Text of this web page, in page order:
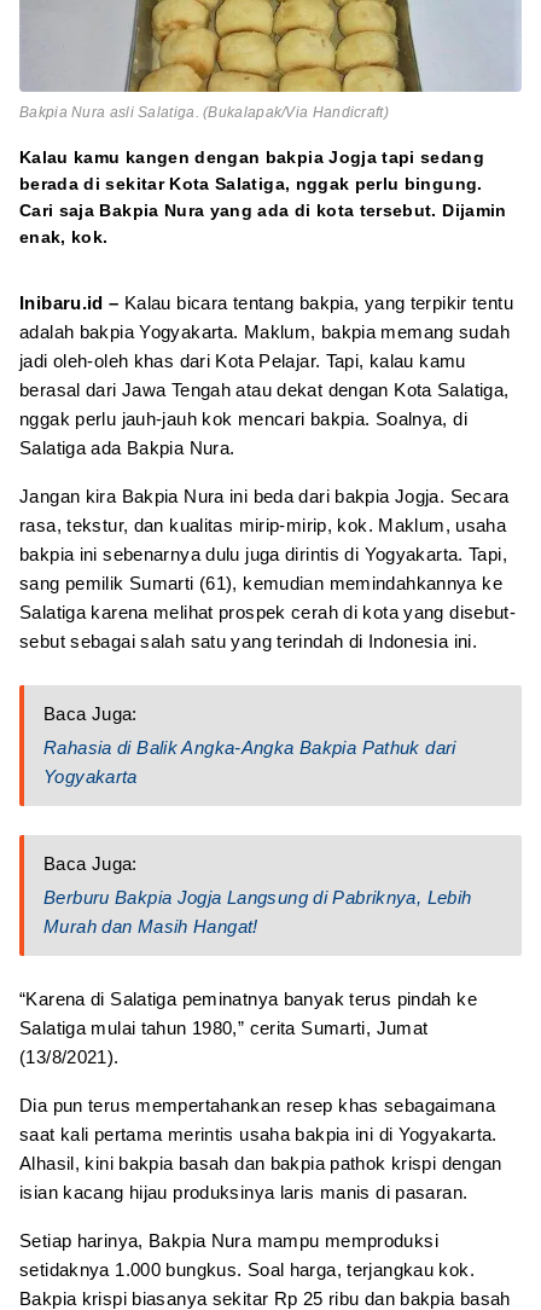
Bakpia Nura asli Salatiga. (Bukalapak/Via Handicraft)
Kalau kamu kangen dengan bakpia Jogja tapi sedang
berada di sekitar Kota Salatiga, nggak perlu bingung.
Cari saja Bakpia Nura yang ada di kota tersebut. Dijamin
enak, kok.
Inibaru.id – Kalau bicara tentang bakpia, yang terpikir tentu
adalah bakpia Yogyakarta. Maklum, bakpia memang sudah
jadi oleh-oleh khas dari Kota Pelajar. Tapi, kalau kamu
berasal dari Jawa Tengah atau dekat dengan Kota Salatiga,
nggak perlu jauh-jauh kok mencari bakpia. Soalnya, di
Salatiga ada Bakpia Nura.
Jangan kira Bakpia Nura ini beda dari bakpia Jogja. Secara
rasa, tekstur, dan kualitas mirip-mirip, kok. Maklum, usaha
bakpia ini sebenarnya dulu juga dirintis di Yogyakarta. Tapi,
sang pemilik Sumarti (61), kemudian memindahkannya ke
Salatiga karena melihat prospek cerah di kota yang disebut-
sebut sebagai salah satu yang terindah di Indonesia ini.
Baca Juga:
Rahasia di Balik Angka-Angka Bakpia Pathuk dari
Yogyakarta
Baca Juga:
Berburu Bakpia Jogja Langsung di Pabriknya, Lebih
Murah dan Masih Hangat!
“Karena di Salatiga peminatnya banyak terus pindah ke
Salatiga mulai tahun 1980,” cerita Sumarti, Jumat
(13/8/2021).
Dia pun terus mempertahankan resep khas sebagaimana
saat kali pertama merintis usaha bakpia ini di Yogyakarta.
Alhasil, kini bakpia basah dan bakpia pathok krispi dengan
isian kacang hijau produksinya laris manis di pasaran.
Setiap harinya, Bakpia Nura mampu memproduksi
setidaknya 1.000 bungkus. Soal harga, terjangkau kok.
Bakpia krispi biasanya sekitar Rp 25 ribu dan bakpia basah